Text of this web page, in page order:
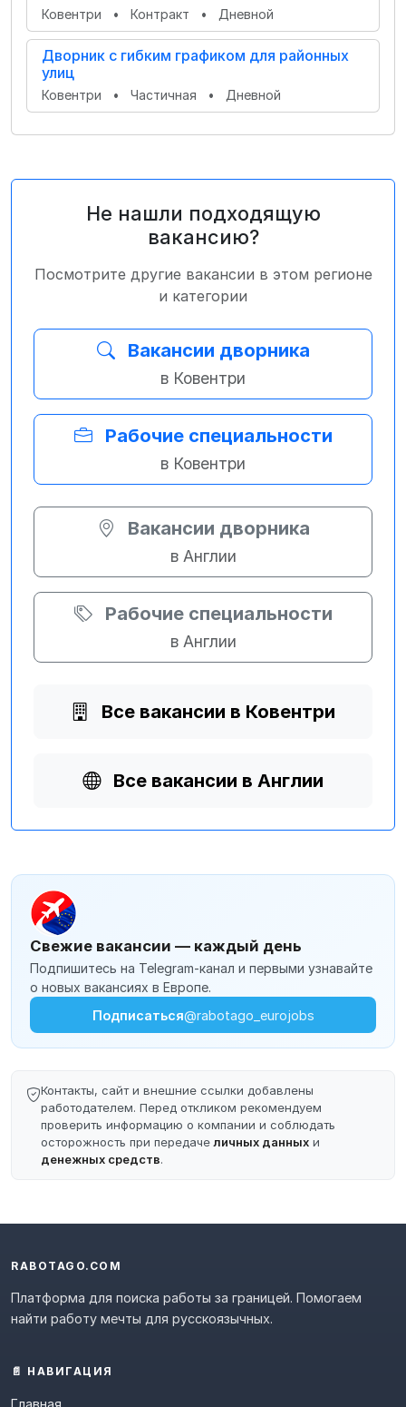
Ковентри • Контракт • Дневной
Дворник с гибким графиком для районных
улиц
Ковентри • Частичная • Дневной
Не нашли подходящую
вакансию?
Посмотрите другие вакансии в этом регионе
и категории
Вакансии дворника
в Ковентри
Рабочие специальности
в Ковентри
Вакансии дворника
в Англии
Рабочие специальности
в Англии
Все вакансии в Ковентри
Все вакансии в Англии
Свежие вакансии — каждый день
Подпишитесь на Telegram-канал и первыми узнавайте
о новых вакансиях в Европе.
Подписаться@rabotago_eurojobs
Контакты, сайт и внешние ссылки добавлены
работодателем. Перед откликом рекомендуем
проверить информацию о компании и соблюдать
осторожность при передачеличных данных и
денежных средств.
RABOTAGO.COM
Платформа для поиска работы за границей. Помогаем
найти работу мечты для русскоязычных.
📄 НАВИГАЦИЯ